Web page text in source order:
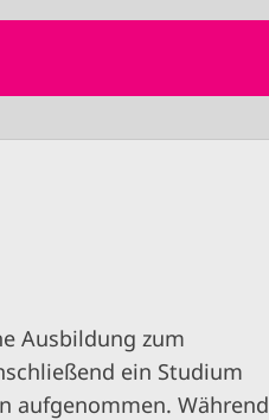
Ausbildung zum
ein Studium
aufgenommen. Während